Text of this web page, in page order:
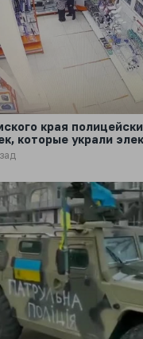
края
которые украли